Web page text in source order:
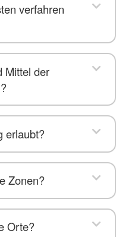
verfahren
Mittel der
erlaubt?
Zonen?
Orte?